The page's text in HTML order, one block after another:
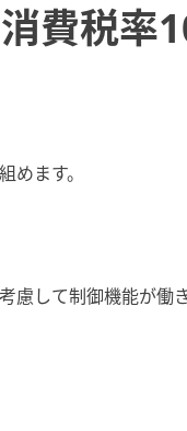
費税率
ます。
慮して制御機能が働